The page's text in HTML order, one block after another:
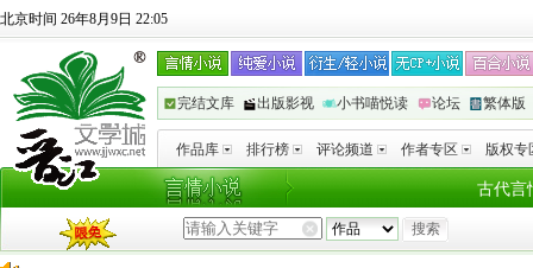
北京时间 26年8月9日 22:05
完结文库 出版影视 小书喵悦读 论坛 繁体版
作品库 排行榜 评论频道 作者专区 版权专
古代言